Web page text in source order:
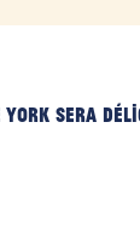
York sera